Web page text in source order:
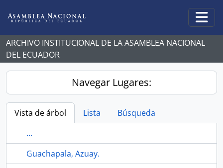
ARCHIVO INSTITUCIONAL DE LA ASAMBLEA NACIONAL
DEL ECUADOR
Navegar Lugares:
Vista de árbol Lista
Búsqueda
...
Guachapala, Azuay.